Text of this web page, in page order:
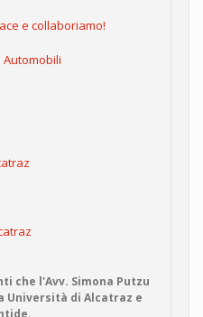
e collaboriamo!
che l'Avv. Simona Putzu
Università di Alcatraz e